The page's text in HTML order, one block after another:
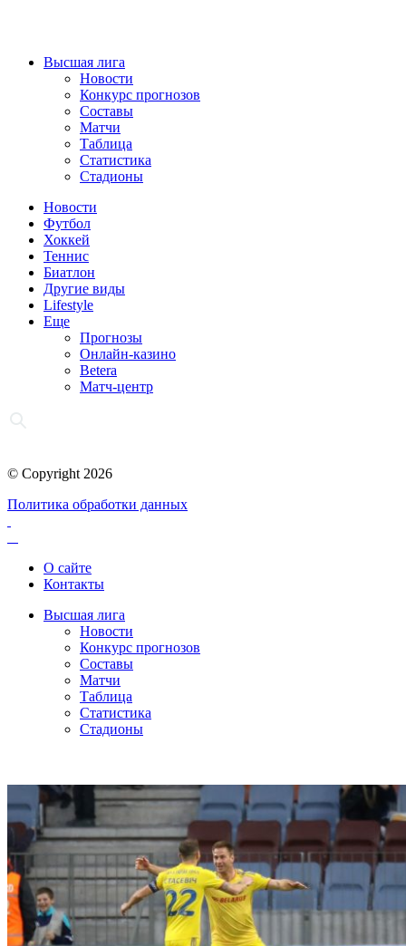
Высшая лига
Новости
Конкурс прогнозов
Составы
Матчи
Таблица
Статистика
Стадионы
Новости
Футбол
Хоккей
Теннис
Биатлон
Другие виды
Lifestyle
Еще
Прогнозы
Онлайн-казино
Betera
Матч-центр
© Copyright 2026
Политика обработки данных
О сайте
Контакты
Высшая лига
Новости
Конкурс прогнозов
Составы
Матчи
Таблица
Статистика
Стадионы